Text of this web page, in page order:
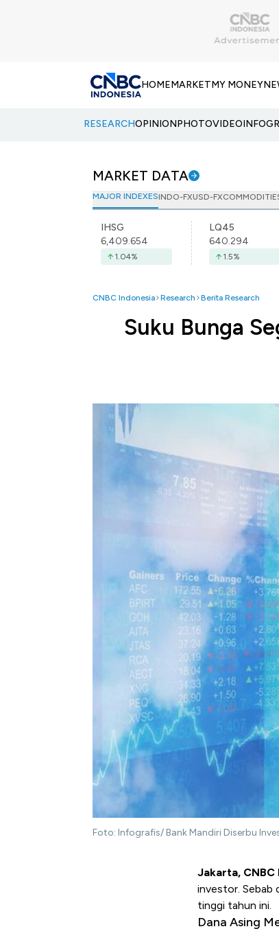
HOMEMARKETMY MONEY
RESEARCHOPINIONPHOTOVIDEO
MARKET DATA
MAJOR INDEXESINDO-FXUSD-FX
IHSG
6,409.654
1.04%
LQ45
640.294
1.5%
CNBC Indonesia Research Berita Research
Suku Bunga
Foto: Infografis/ Bank Mandiri Diserbu
Jakarta, CNBC
investor. Sebab
tinggi tahun ini.
Dana Asing